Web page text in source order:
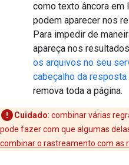
como texto âncora em
podem aparecer nos
Para impedir de
apareça nos
os arquivos no seu
cabeçalho da resposta
remova toda a página.
Cuidado: combinar várias
pode fazer com que algumas
combinar o rastreamento com as